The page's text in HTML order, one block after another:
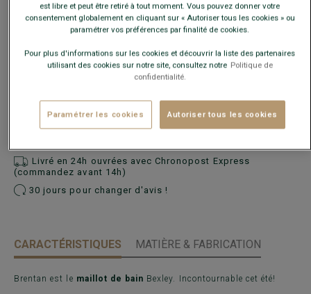
Ce modèle taille petit, choisir la taille au-dessus de votre
taille habituelle.
Guide des tailles
+ AJOUTER AU PANIER
Livré en 24h ouvrées avec Chronopost Express
(commandez avant 14h)
30 jours pour changer d'avis !
CARACTÉRISTIQUES MATIÈRE & FABRICATION
Brentan est le maillot de bain Bexley. Incontournable cet été!
est libre et peut être retiré à tout moment. Vous pouvez donner votre
consentement globalement en cliquant sur « Autoriser tous les cookies » ou
paramétrer vos préférences par finalité de cookies.
Pour plus d'informations sur les cookies et découvrir la liste des partenaires
utilisant des cookies sur notre site, consultez notre Politique de
confidentialité.
Paramétrer les cookies Autoriser tous les cookies